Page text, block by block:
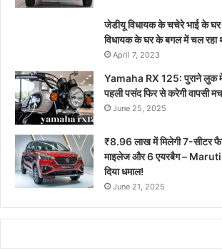
जेडीयू विधायक के चचेरे भाई के घर
विधायक के घर के बगल में चल रहा
April 7, 2023
Yamaha RX 125: पुराने लुक
पहली पसंद फिर से करेगी वापसी
June 25, 2025
₹8.96 लाख में मिलेगी 7-सीटर
माइलेज और 6 एयरबैग –
दिया धमाल!
June 21, 2025